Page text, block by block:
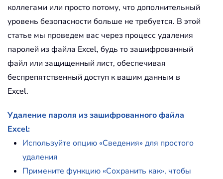
коллегами или просто потому, что дополнительный
уровень безопасности больше не требуется. В этой
статье мы проведем вас через процесс удаления
паролей из файла Excel, будь то зашифрованный
файл или защищенный лист, обеспечивая
беспрепятственный доступ к вашим данным в
Excel.
Удаление пароля из зашифрованного файла
Excel:
Используйте опцию «Сведения» для простого
удаления
Примените функцию «Сохранить как», чтобы